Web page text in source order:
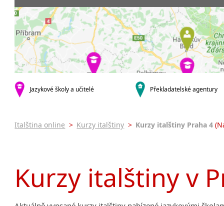
Praha 7
Praha 9
Praha 10
krajská města
Brno
Plzeň
malá města podle abecedy
kurzy s
Online
Letní
9-14 hodin týdně
20 a více hodin týdně
Večerní
Noční
Jazykové školy a učitelé Překladatelské agentury
Italština online > Kurzy italštiny > Kurzy italštiny Praha 4
Kurzy italštiny v